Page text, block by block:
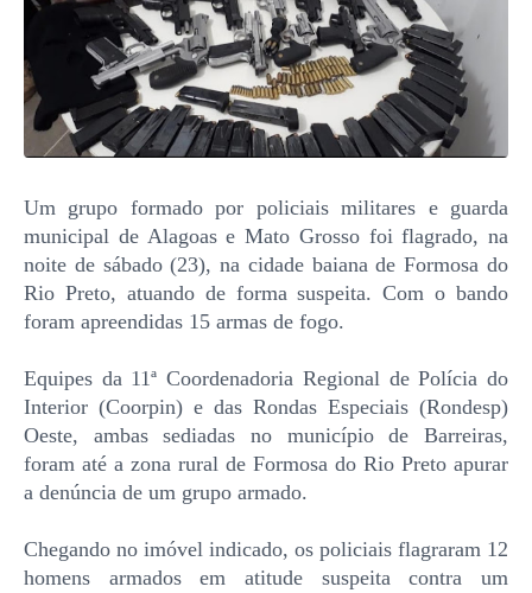
Um grupo formado por policiais militares e guarda
municipal de Alagoas e Mato Grosso foi flagrado, na
noite de sábado (23), na cidade baiana de Formosa do
Rio Preto, atuando de forma suspeita. Com o bando
foram apreendidas 15 armas de fogo.
Equipes da 11ª Coordenadoria Regional de Polícia do
Interior (Coorpin) e das Rondas Especiais (Rondesp)
Oeste, ambas sediadas no município de Barreiras,
foram até a zona rural de Formosa do Rio Preto apurar
a denúncia de um grupo armado.
Chegando no imóvel indicado, os policiais flagraram 12
homens armados em atitude suspeita contra um